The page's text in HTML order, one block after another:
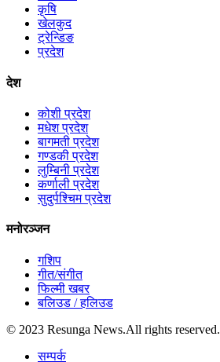
कृषि
खेलकुद
ट्रेन्डिङ
प्रदेश
देश
कोशी प्रदेश
मधेश प्रदेश
बागमती प्रदेश
गण्डकी प्रदेश
लुम्बिनी प्रदेश
कर्णाली प्रदेश
सुदुर्पश्चिम प्रदेश
मनोरञ्जन
गशिप
गीत/संगीत
फिल्मी खबर
बलिउड / हलिउड
© 2023 Resunga News.All rights reserved.
सम्पर्क